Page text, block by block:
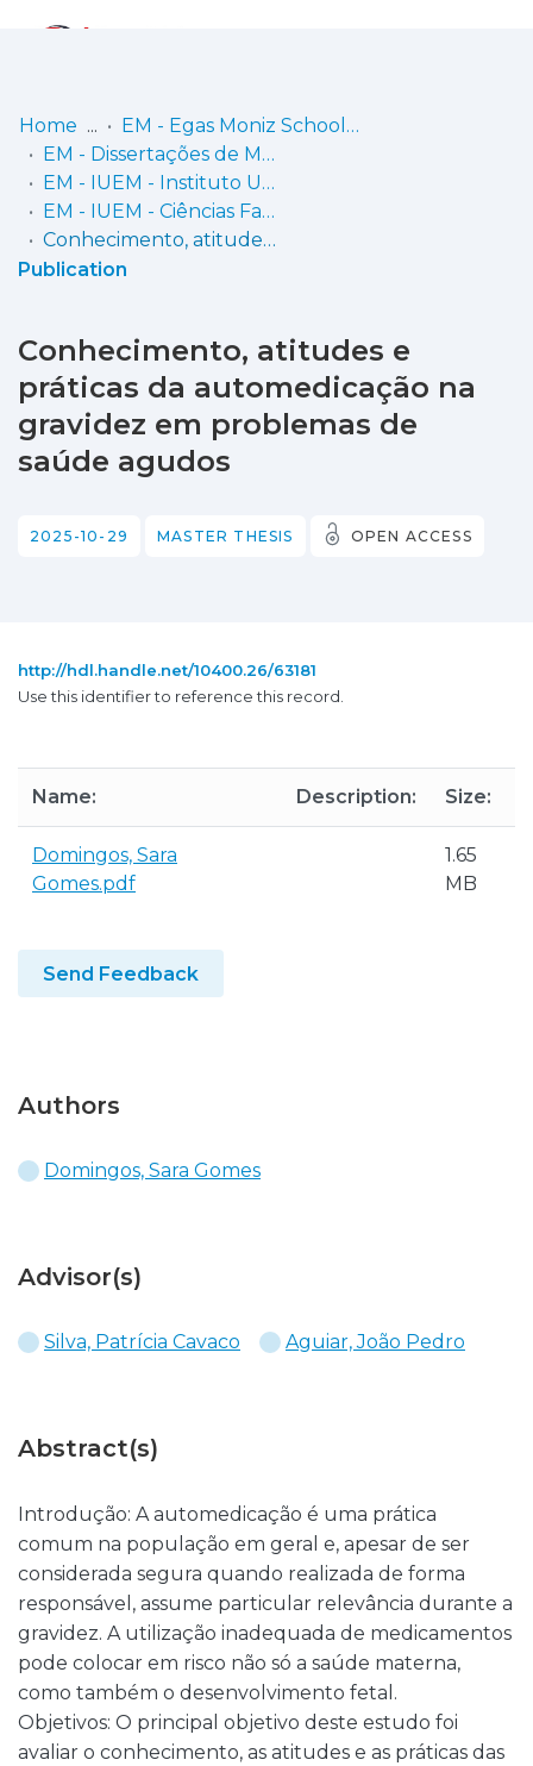
Communities
& Collections
Browse repository
Statistics
Home
EM - Egas Moniz School of Health & Science
EM - Dissertações de Mestrado
EM - IUEM - Instituto Universitário Egas Moniz
EM - IUEM - Ciências Farmacêuticas
Conhecimento, atitudes e práticas da automedicação na gravidez em problemas de saúde agudos
Publication
Conhecimento, atitudes e
práticas da automedicação na
gravidez em problemas de
saúde agudos
2025-10-29 MASTER THESIS OPEN ACCESS
http://hdl.handle.net/10400.26/63181
Use this identifier to reference this record.
Name: Description: Size:
Domingos, Sara
Gomes.pdf
1.65
MB
Send Feedback
Authors
Domingos, Sara Gomes
Advisor(s)
Silva, Patrícia Cavaco Aguiar, João Pedro
Abstract(s)
Introdução: A automedicação é uma prática
comum na população em geral e, apesar de ser
considerada segura quando realizada de forma
responsável, assume particular relevância durante a
gravidez. A utilização inadequada de medicamentos
pode colocar em risco não só a saúde materna,
como também o desenvolvimento fetal.
Objetivos: O principal objetivo deste estudo foi
avaliar o conhecimento, as atitudes e as práticas das